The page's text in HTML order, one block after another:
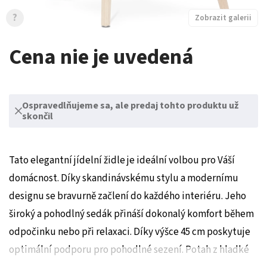
Cena nie je uvedená
Ospravedlňujeme sa, ale predaj tohto produktu už
skončil
Zobrazit galerii
?
Tato elegantní jídelní židle je ideální volbou pro Váší
domácnost. Díky skandinávskému stylu a modernímu
designu se bravurně začlení do každého interiéru. Jeho
široký a pohodlný sedák přináší dokonalý komfort během
odpočinku nebo při relaxaci. Díky výšce 45 cm poskytuje
optimální podporu pro pohodlné sezení. Potah z hladké